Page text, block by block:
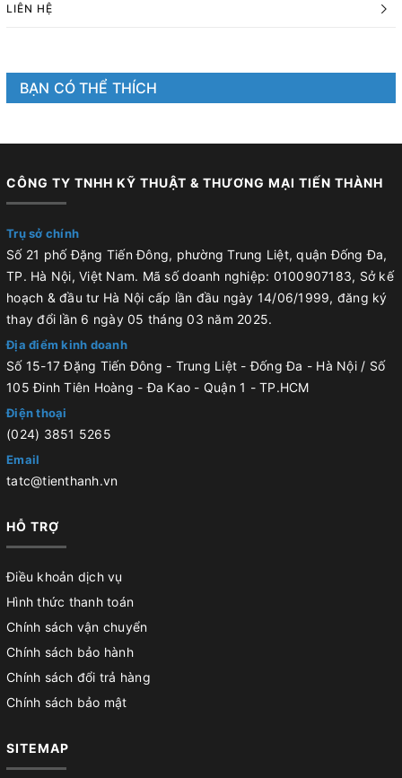
LIÊN HỆ
BẠN CÓ THỂ THÍCH
CÔNG TY TNHH KỸ THUẬT & THƯƠNG MẠI TIẾN THÀNH
Trụ sở chính
Số 21 phố Đặng Tiến Đông, phường Trung Liệt, quận Đống Đa,
TP. Hà Nội, Việt Nam. Mã số doanh nghiệp: 0100907183, Sở kế
hoạch & đầu tư Hà Nội cấp lần đầu ngày 14/06/1999, đăng ký
thay đổi lần 6 ngày 05 tháng 03 năm 2025.
Địa điểm kinh doanh
Số 15-17 Đặng Tiến Đông - Trung Liệt - Đống Đa - Hà Nội / Số
105 Đinh Tiên Hoàng - Đa Kao - Quận 1 - TP.HCM
Điện thoại
(024) 3851 5265
Email
tatc@tienthanh.vn
HỖ TRỢ
Điều khoản dịch vụ
Hình thức thanh toán
Chính sách vận chuyển
Chính sách bảo hành
Chính sách đổi trả hàng
Chính sách bảo mật
SITEMAP